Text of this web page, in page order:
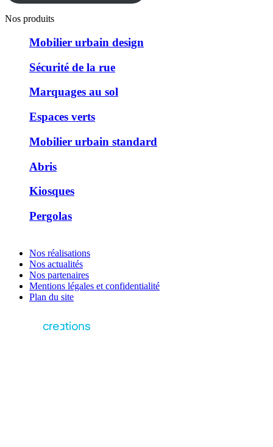
Nos produits
Mobilier urbain design
Sécurité de la rue
Marquages au sol
Espaces verts
Mobilier urbain standard
Abris
Kiosques
Pergolas
Nos réalisations
Nos actualités
Nos partenaires
Mentions légales et confidentialité
Plan du site